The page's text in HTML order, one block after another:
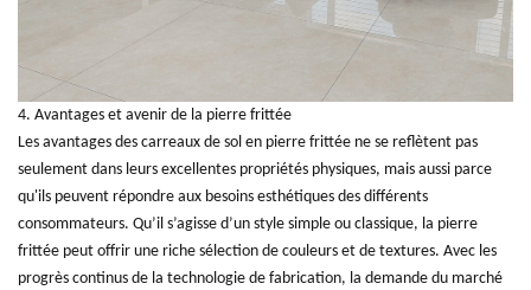
4. Avantages et avenir de la pierre frittée
Les avantages des carreaux de sol en pierre frittée ne se reflètent pas
seulement dans leurs excellentes propriétés physiques, mais aussi parce
qu'ils peuvent répondre aux besoins esthétiques des différents
consommateurs. Qu’il s’agisse d’un style simple ou classique, la pierre
frittée peut offrir une riche sélection de couleurs et de textures. Avec les
progrès continus de la technologie de fabrication, la demande du marché